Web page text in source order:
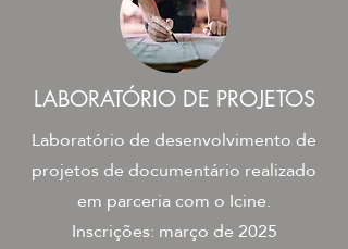
LABORATÓRIO DE PROJETOS
Laboratório de desenvolvimento de
projetos de documentário realizado
em parceria com o Icine.
Inscrições: março de 2025